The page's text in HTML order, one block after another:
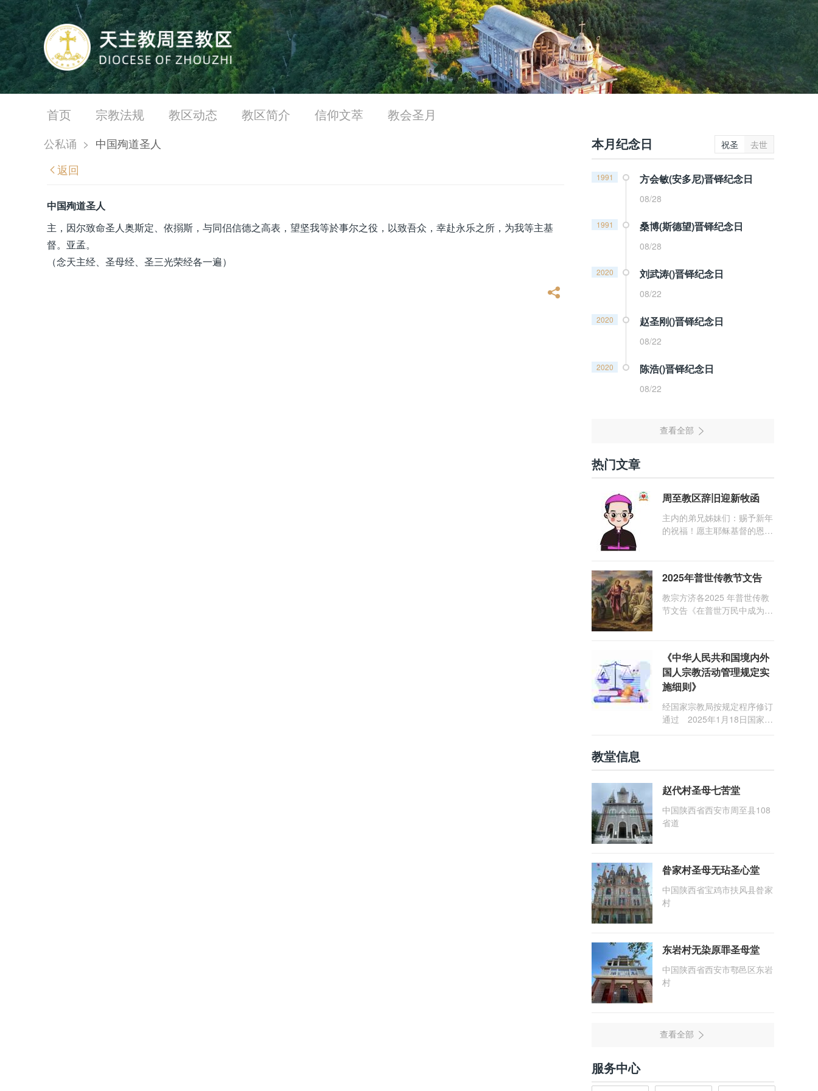
首页 宗教法规 教区动态 教区简介 信仰文萃 教会圣月
公私诵 > 中国殉道圣人
返回
中国殉道圣人
主，因尔致命圣人奥斯定、依搦斯，与同侣信德之高表，望坚我等於事尔之役，以致吾众，幸赴永乐之所，为我等主基
督。亚孟。
（念天主经、圣母经、圣三光荣经各一遍）
本月纪念日 祝圣 去世
1991 方会敏(安多尼)晋铎纪念日
08/28
1991 桑博(斯德望)晋铎纪念日
08/28
2020 刘武涛()晋铎纪念日
08/22
2020 赵圣刚()晋铎纪念日
08/22
2020 陈浩()晋铎纪念日
08/22
热门文章
周至教区辞旧迎新牧函
主内的弟兄姊妹们：赐予新年
的祝福！愿主耶稣基督的恩
们，愿临在的救主基督安慰你
们，并圣化你们的生活，作为
祝贺祂诞辰的珍贵礼品。
2025年普世传教节文告
教宗方济各2025 年普世传教
节文告《在普世万民中成为怀
《中华人民共和国境内外
国人宗教活动管理规定实
施细则》
经国家宗教局按规定程序修订
通过 2025年1月18日国家宗
教堂信息
赵代村圣母七苦堂
中国陕西省西安市周至县108
省道
昝家村圣母无玷圣心堂
中国陕西省宝鸡市扶风县昝家
村
东岩村无染原罪圣母堂
中国陕西省西安市鄠邑区东岩
村
服务中心